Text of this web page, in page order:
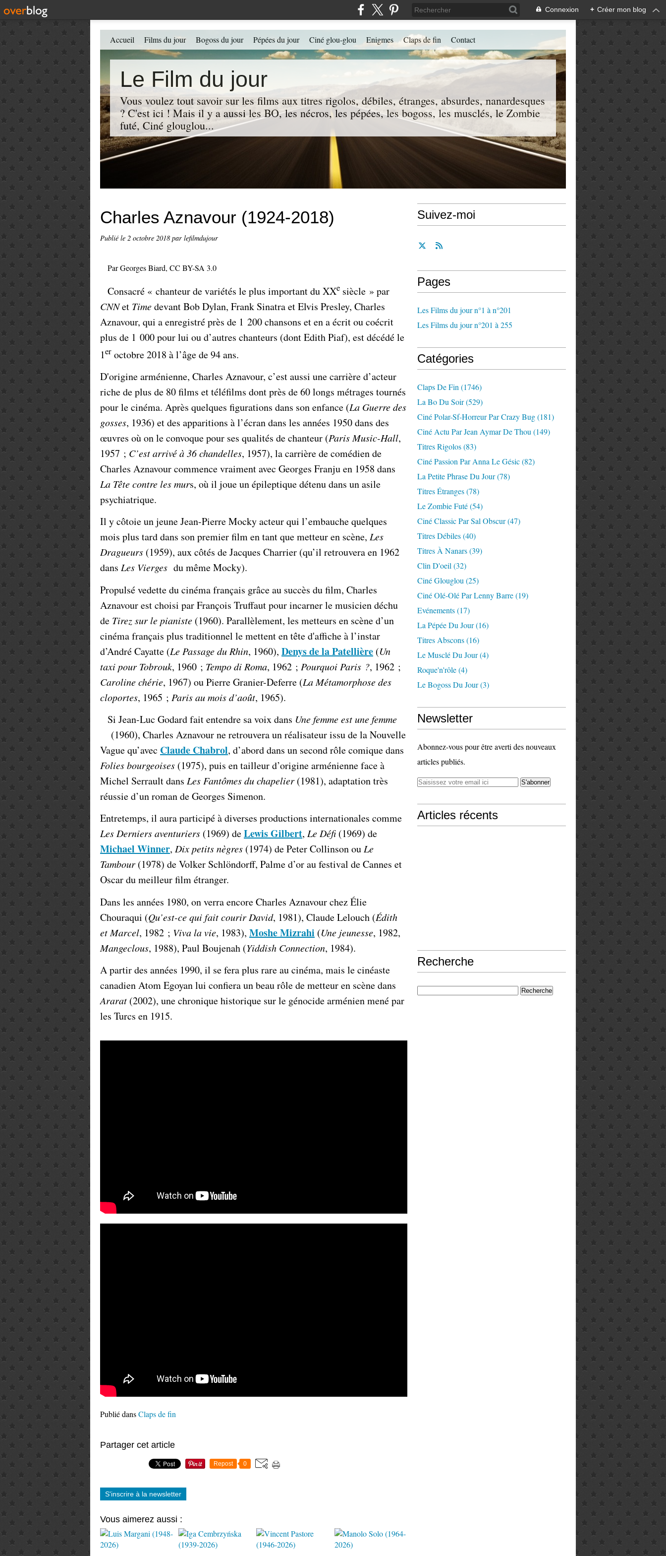
Connexion + Créer mon blog
Le Film du jour
Vous voulez tout savoir sur les films aux titres rigolos, débiles, étranges, absurdes, nanardesques
? C'est ici ! Mais il y a aussi les BO, les nécros, les pépées, les bogoss, les musclés, le Zombie
futé, Ciné glouglou...
Accueil Films du jour Bogoss du jour Pépées du jour Ciné glou-glou Enigmes Claps de fin Contact
Charles Aznavour (1924-2018)
Publié le 2 octobre 2018 par lefilmdujour
Par Georges Biard, CC BY-SA 3.0
Consacré « chanteur de variétés le plus important du XXe siècle » par
CNNet Timedevant Bob Dylan, Frank Sinatra et Elvis Presley, Charles
Aznavour, qui a enregistré près de 1 200 chansons et en a écrit ou coécrit
plus de 1 000 pour lui ou d’autres chanteurs (dont Edith Piaf), est décédé le
1er octobre 2018 à l’âge de 94 ans.
D'origine arménienne, Charles Aznavour, c’est aussi une carrière d’acteur
riche de plus de 80 films et téléfilms dont près de 60 longs métrages tournés
pour le cinéma. Après quelques figurations dans son enfance (La Guerre des
gosses, 1936) et des apparitions à l’écran dans les années 1950 dans des
œuvres où on le convoque pour ses qualités de chanteur (Paris Music-Hall,
1957 ; C’est arrivé à 36 chandelles, 1957), la carrière de comédien de
Charles Aznavour commence vraiment avec Georges Franju en 1958 dans
La Tête contre les murs, où il joue un épileptique détenu dans un asile
psychiatrique.
Il y côtoie un jeune Jean-Pierre Mocky acteur qui l’embauche quelques
mois plus tard dans son premier film en tant que metteur en scène, Les
Dragueurs (1959), aux côtés de Jacques Charrier (qu’il retrouvera en 1962
dans Les Vierges du même Mocky).
Propulsé vedette du cinéma français grâce au succès du film, Charles
Aznavour est choisi par François Truffaut pour incarner le musicien déchu
de Tirez sur le pianiste (1960). Parallèlement, les metteurs en scène d’un
cinéma français plus traditionnel le mettent en tête d'affiche à l’instar
d’André Cayatte (Le Passage du Rhin, 1960), Denys de la Patellière (Un
taxi pour Tobrouk, 1960 ; Tempo di Roma, 1962 ; Pourquoi Paris ?, 1962 ;
Caroline chérie, 1967) ou Pierre Granier-Deferre (La Métamorphose des
cloportes, 1965 ; Paris au mois d’août, 1965).
Si Jean-Luc Godard fait entendre sa voix dans Une femme est une femme
(1960), Charles Aznavour ne retrouvera un réalisateur issu de la Nouvelle
Vague qu’avec Claude Chabrol, d’abord dans un second rôle comique dans
Folies bourgeoises (1975), puis en tailleur d’origine arménienne face à
Michel Serrault dans Les Fantômes du chapelier (1981), adaptation très
réussie d’un roman de Georges Simenon.
Entretemps, il aura participé à diverses productions internationales comme
Les Derniers aventuriers (1969) deLewis Gilbert, Le Défi (1969) de
Michael Winner, Dix petits nègres (1974) de Peter Collinson ouLe
Tambour (1978) de Volker Schlöndorff, Palme d’or au festival de Cannes et
Oscar du meilleur film étranger.
Dans les années 1980, on verra encore Charles Aznavour chez Élie
Chouraqui (Qu’est-ce qui fait courir David, 1981), Claude Lelouch (Édith
et Marcel, 1982 ; Viva la vie, 1983), Moshe Mizrahi (Une jeunesse, 1982,
Mangeclous, 1988), Paul Boujenah (Yiddish Connection, 1984).
A partir des années 1990, il se fera plus rare au cinéma, mais le cinéaste
canadien Atom Egoyan lui confiera un beau rôle de metteur en scène dans
Ararat (2002), une chronique historique sur le génocide arménien mené par
les Turcs en 1915.
Publié dansClaps de fin
Partager cet article
Repost 0
S'inscrire à la newsletter
Vous aimerez aussi :
Suivez-moi
Pages
Les Films du jour n°1 à n°201
Les Films du jour n°201 à 255
Catégories
Claps De Fin (1746)
La Bo Du Soir(529)
Ciné Polar-Sf-Horreur Par Crazy Bug(181)
Ciné Actu Par Jean Aymar De Thou (149)
Titres Rigolos(83)
Ciné Passion Par Anna Le Gésic(82)
La Petite Phrase Du Jour(78)
Titres Étranges(78)
Le Zombie Futé(54)
Ciné Classic Par Sal Obscur(47)
Titres Débiles(40)
Titres À Nanars(39)
Clin D'oeil (32)
Ciné Glouglou (25)
Ciné Olé-Olé Par Lenny Barre(19)
Evénements(17)
La Pépée Du Jour(16)
Titres Abscons(16)
Le Musclé Du Jour(4)
Roque'n'rôle(4)
Le Bogoss Du Jour(3)
Newsletter
Abonnez-vous pour être averti des nouveaux
articles publiés.
Articles récents
Recherche